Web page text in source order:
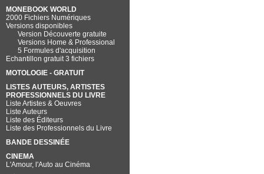
MONEBOOK WORLD
2000 Fichiers Numériques
Versions disponibles
Version Découverte gratuite
Versions Home & Professional
5 Formules d'acquisition
Echantillon gratuit 3 fichiers
MOTOLOGIE - GRATUIT
LISTES AUTEURS, ARTISTES
PROFESSIONNELS DU LIVRE
Liste Artistes & Oeuvres
Liste Auteurs
Liste des Éditeurs
Liste des Professionnels du Livre
BANDE DESSINÉE
CINEMA
L'Amour, l'Auto au Cinéma